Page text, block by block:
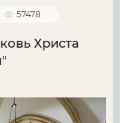
57478
Христа